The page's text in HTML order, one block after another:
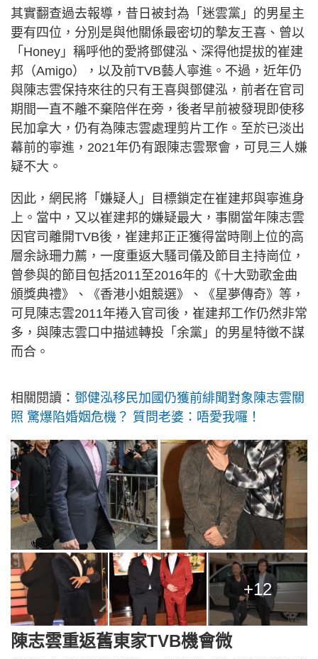
其實翻查過去報導，昔日被封為「迷雲黨」的男星主
要有四位，分別是與他關係最密切的摯友王喜、曾以
「Honey」稱呼他的愛將鄧健泓、深得他提拔的崔建
邦（Amigo），以及前TVB藝人寧進。不過，近年仍
與陳志雲保持來往的只有王喜與鄧健泓，前者在官司
期間一直不離不棄陪伴在旁，後者早前被發現即使移
民加拿大，仍有為陳志雲處理剪片工作。至於已淡出
幕前的寧進，2021年仍有跟陳志雲聚會，可見三人嫌
疑不大。
因此，網民將「嫌疑人」目標鎖定在崔建邦與寧進身
上。當中，又以崔建邦的嫌疑最大，事關當年陳志雲
因官司離開TVB後，崔建邦正正獲得當時剛上位的高
層余詠珊力薦，一度重返大騷司儀及節目主持崗位，
曾參與的節目包括2011至2016年的《十大勁歌金曲
頒獎典禮》、《香港小姐競選》、《星夢傳奇》等，
可見陳志雲2011年捲入官司後，崔建邦工作仍然非常
多，與陳志雲口中描述轉投「余黨」的男星特徵不謀
而合。
相關閱讀： 鄧健泓移民加國仍獲前緋聞對象陳志雲關
照 驚爆陷婚姻危機？ 質問老婆：唔愛我囉！
+12
陳志雲重返舊東家TVB機會微